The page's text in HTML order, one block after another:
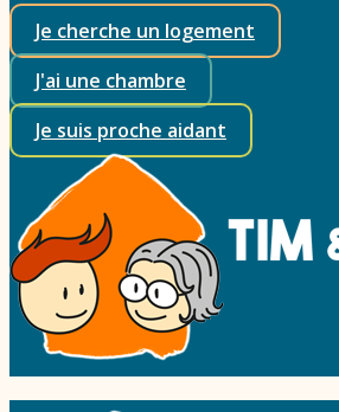
Je cherche un logement
J'ai une chambre
Je suis proche aidant